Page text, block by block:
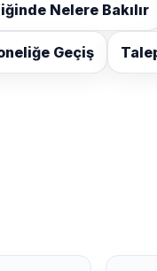
Nelere Bakılır
Geçiş